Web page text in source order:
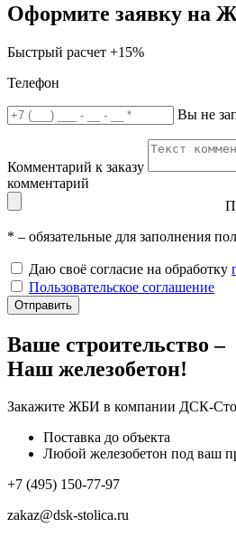
Оформите заявку на
Быстрый расчет +15%
Телефон
Вы не
Комментарий к заказу
комментарий
* – обязательные для заполнения
Даю своё согласие на обработку
Пользовательское соглашение
Отправить
Ваше строительство –
Наш железобетон!
Закажите ЖБИ в компании ДСК-
Поставка до объекта
Любой железобетон под ваш
+7 (495) 150-77-97
zakaz@dsk-stolica.ru